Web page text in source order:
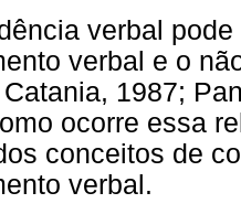
verbal
verbal e o
1987;
ocorre essa
conceitos de
verbal.